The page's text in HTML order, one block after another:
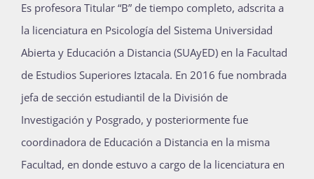
Es profesora Titular “B” de tiempo completo, adscrita a
la licenciatura en Psicología del Sistema Universidad
Abierta y Educación a Distancia (SUAyED) en la Facultad
de Estudios Superiores Iztacala. En 2016 fue nombrada
jefa de sección estudiantil de la División de
Investigación y Posgrado, y posteriormente fue
coordinadora de Educación a Distancia en la misma
Facultad, en donde estuvo a cargo de la licenciatura en